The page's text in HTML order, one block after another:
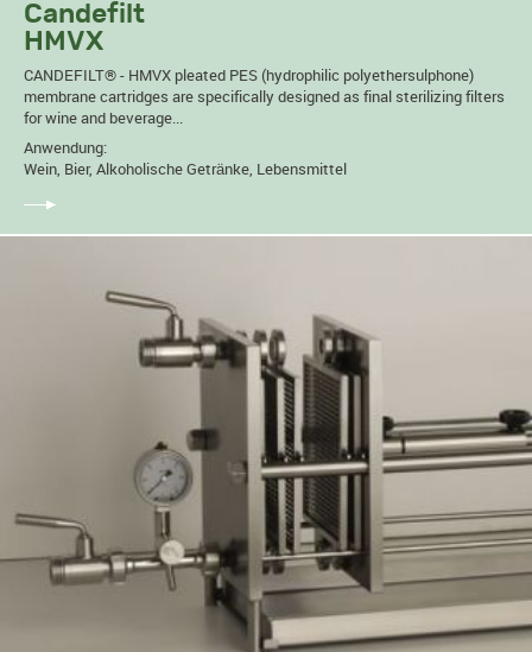
Candefilt
HMVX
CANDEFILT® - HMVX pleated PES (hydrophilic polyethersulphone)
membrane cartridges are specifically designed as final sterilizing filters
for wine and beverage...
Anwendung:
Wein, Bier, Alkoholische Getränke, Lebensmittel